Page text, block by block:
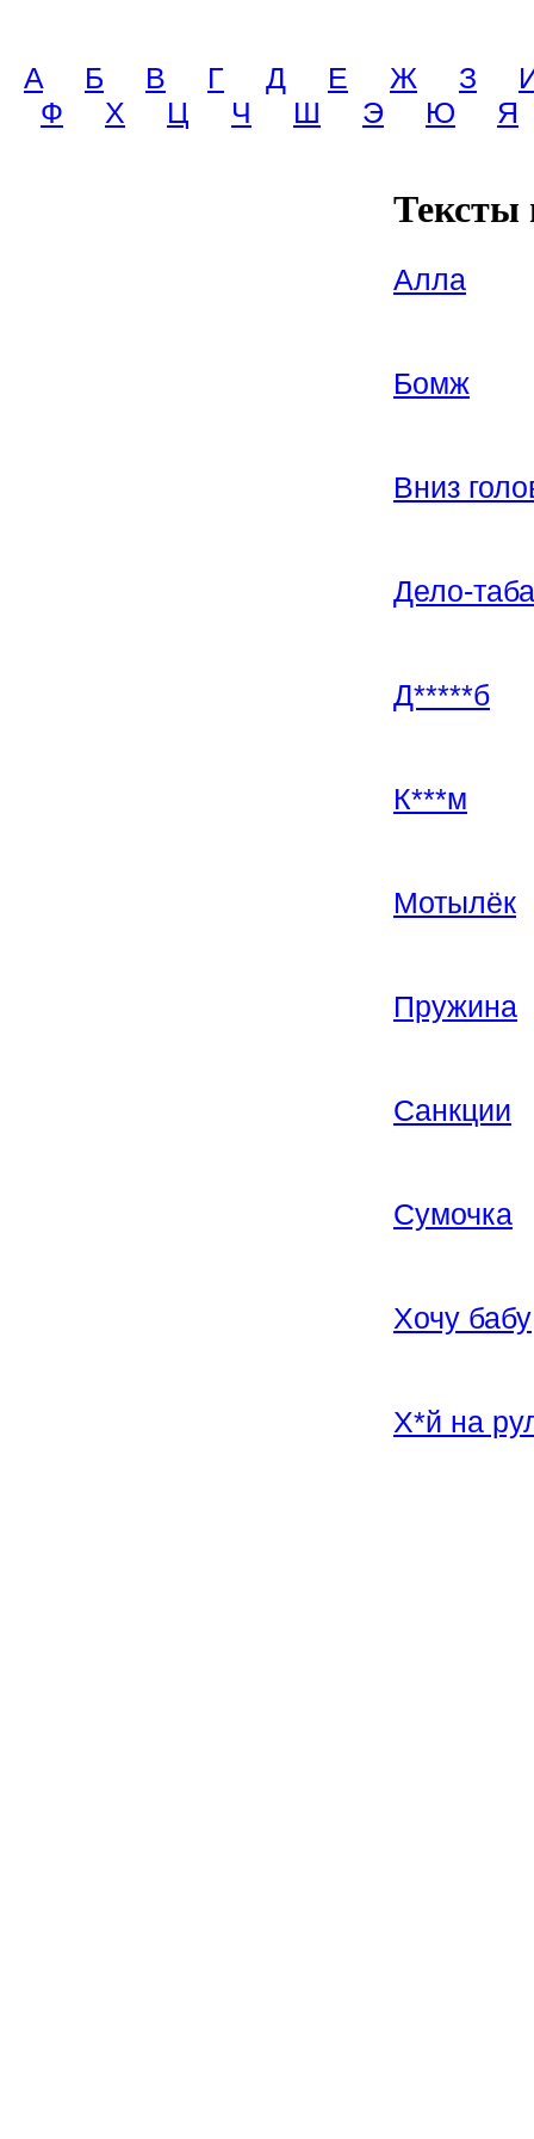
A Б В Г Д Е Ж З
Ф
Х Ц Ч Ш Э Ю Я
Тексты
Алла
Бомж
Вниз
Дело-
Д*****б
К***м
Мотылёк
Пружина
Санкции
Сумочка
Хочу бабу
Х*й на